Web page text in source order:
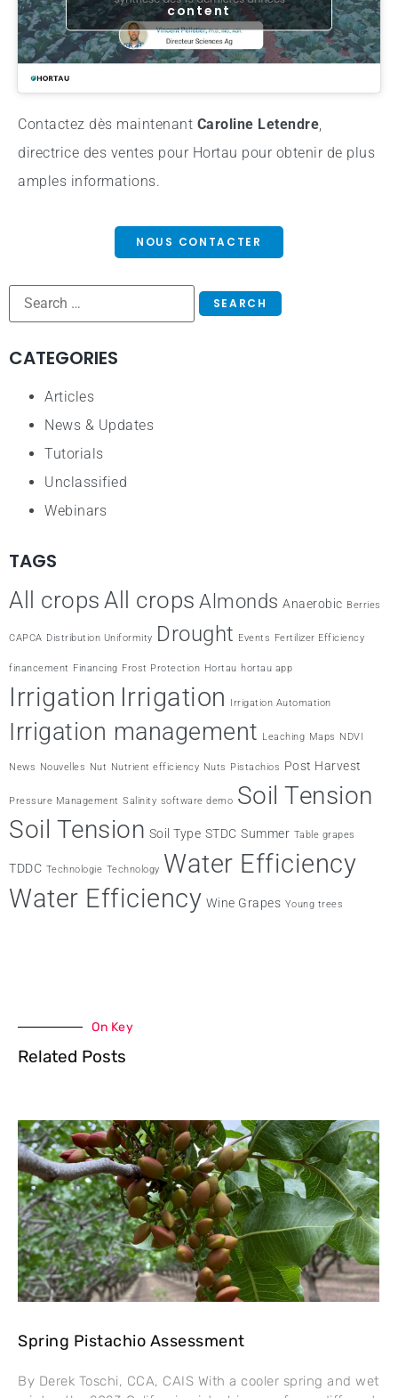
content
Contactez dès maintenant Caroline Letendre
directrice des ventes pour Hortau pour obtenir de plus
amples informations.
NOUS CONTACTER
CATEGORIES
Articles
News & Updates
Tutorials
Unclassified
Webinars
TAGS
All crops All crops Almonds Anaerobic Berries
CAPCA Distribution Uniformity Drought Events Fertilizer Efficiency
financement Financing Frost Protection Hortau hortau app
Irrigation Irrigation Irrigation Automation
Irrigation management Leaching Maps NDVI
News Nouvelles Nut Nutrient efficiency Nuts Pistachios Post Harvest
Pressure Management Salinity software demo Soil Tension
Soil Tension Soil Type STDC Summer Table grapes
TDDC Technologie Technology Water Efficiency
Water Efficiency Wine Grapes Young trees
On Key
Related Posts
Spring Pistachio Assessment
By Derek Toschi, CCA, CAIS With a cooler spring and wet